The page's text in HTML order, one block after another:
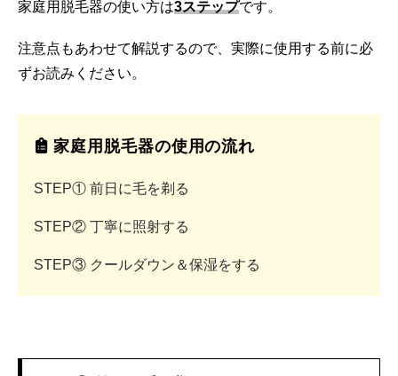
家庭用脱毛器の使い方は3ステップです。
注意点もあわせて解説するので、実際に使用する前に必
ずお読みください。
家庭用脱毛器の使用の流れ
STEP① 前日に毛を剃る
STEP② 丁寧に照射する
STEP③ クールダウン＆保湿をする